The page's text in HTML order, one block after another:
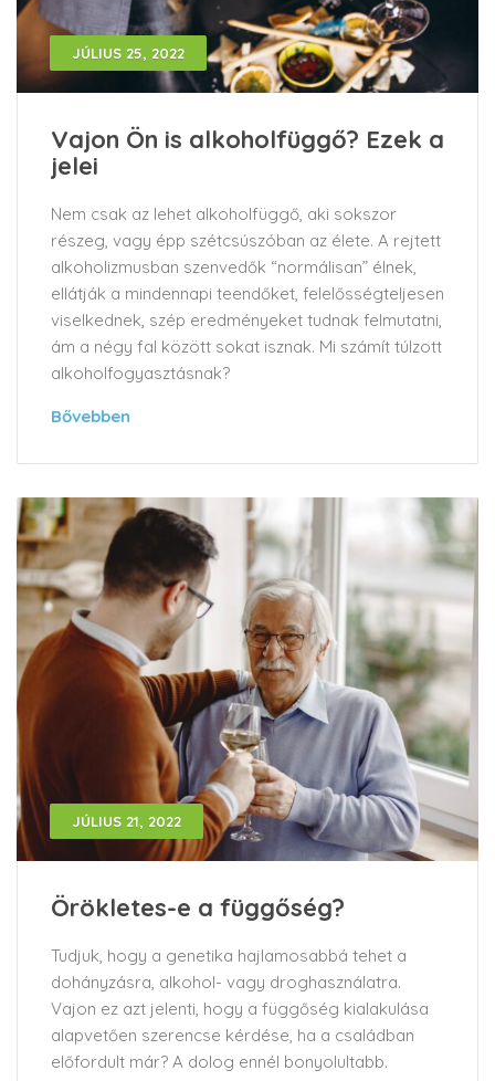
JÚLIUS 25, 2022
Vajon Ön is alkoholfüggő? Ezek a
jelei
Nem csak az lehet alkoholfüggő, aki sokszor
részeg, vagy épp szétcsúszóban az élete. A rejtett
alkoholizmusban szenvedők “normálisan” élnek,
ellátják a mindennapi teendőket, felelősségteljesen
viselkednek, szép eredményeket tudnak felmutatni,
ám a négy fal között sokat isznak. Mi számít túlzott
alkoholfogyasztásnak?
Bővebben
JÚLIUS 21, 2022
Örökletes-e a függőség?
Tudjuk, hogy a genetika hajlamosabbá tehet a
dohányzásra, alkohol- vagy droghasználatra.
Vajon ez azt jelenti, hogy a függőség kialakulása
alapvetően szerencse kérdése, ha a családban
előfordult már? A dolog ennél bonyolultabb.